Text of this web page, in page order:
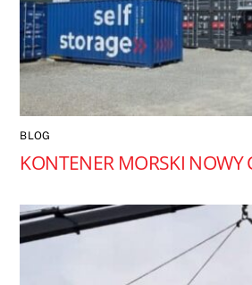
BLOG
KONTENER MORSKI NOWY